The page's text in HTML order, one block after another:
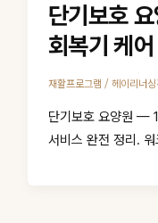
단기보호
회복기 케
재활프로그램 / 헤이리너싱
단기보호 요양원 —
서비스 완전 정리.